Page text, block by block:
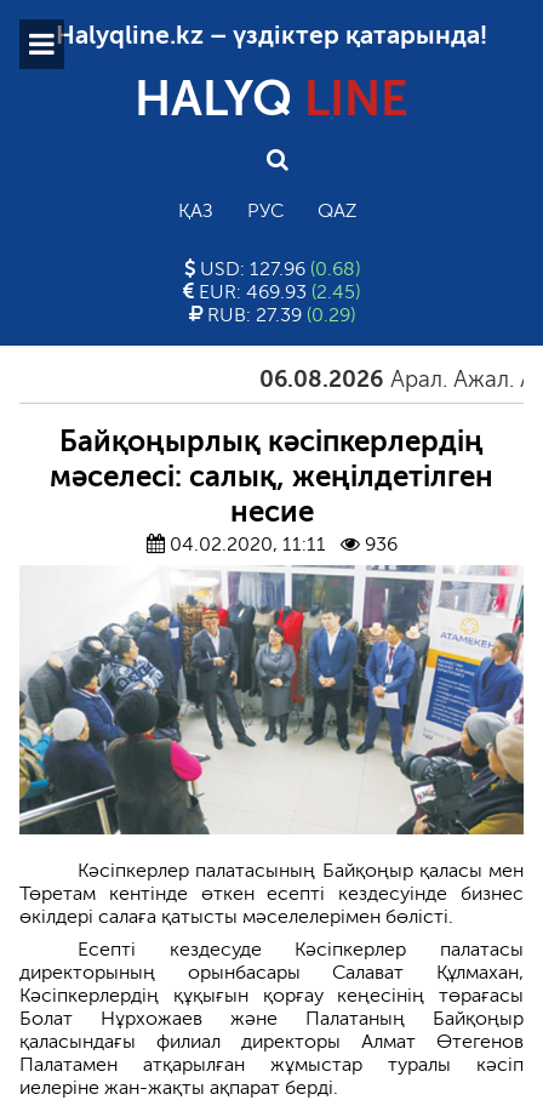
Halyqline.kz – үздіктер қатарында!
HALYQ LINE
ҚАЗ РУС QAZ
USD: 127.96 (0.68)
EUR: 469.93 (2.45)
RUB: 27.39 (0.29)
06.08.2026 Арал. Ажал. Айғақ
Байқоңырлық кәсіпкерлердің
мәселесі: салық, жеңілдетілген
несие
04.02.2020, 11:11 936
Кәсіпкерлер палатасының Байқоңыр қаласы мен
Төретам кентінде өткен есепті кездесуінде бизнес
өкілдері салаға қатысты мәселелерімен бөлісті.
Есепті кездесуде Кәсіпкерлер палатасы
директорының орынбасары Салават Құлмахан,
Кәсіпкерлердің құқығын қорғау кеңесінің төрағасы
Болат Нұрхожаев және Палатаның Байқоңыр
қаласындағы филиал директоры Алмат Өтегенов
Палатамен атқарылған жұмыстар туралы кәсіп
иелеріне жан-жақты ақпарат берді.